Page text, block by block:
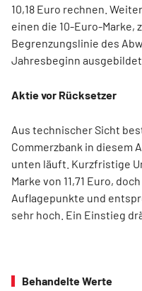
10,18 Euro rechnen.
einen die 10-Euro-Marke,
Begrenzungslinie des
Jahresbeginn
Aktie vor Rücksetzer
Aus technischer Sicht
Commerzbank in diesem
unten läuft. Kurzfristige
Marke von 11,71 Euro,
Auflagepunkte und
sehr hoch. Ein Einstieg
Behandelte Werte